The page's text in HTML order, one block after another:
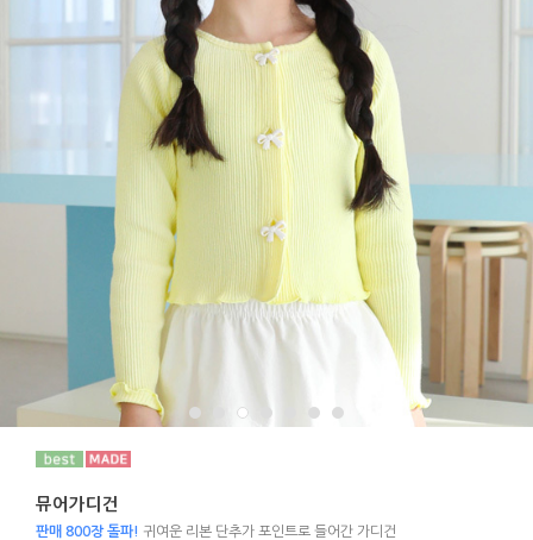
뮤어가디건
판매 800장 돌파! 귀여운 리본 단추가 포인트로 들어간 가디건